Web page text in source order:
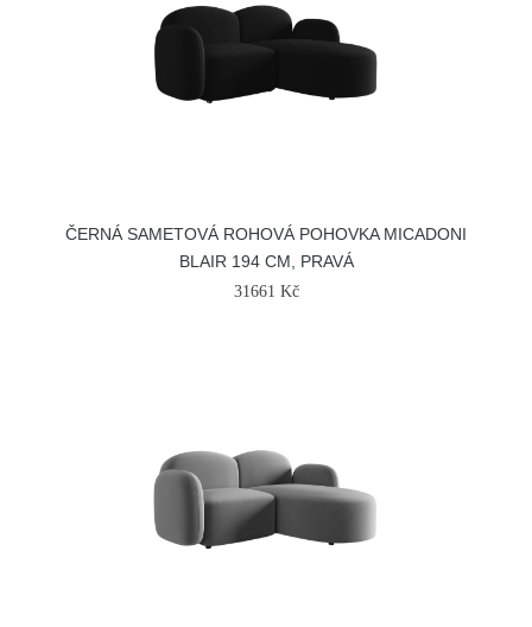
ČERNÁ SAMETOVÁ ROHOVÁ POHOVKA MICADONI
BLAIR 194 CM, PRAVÁ
31661 Kč